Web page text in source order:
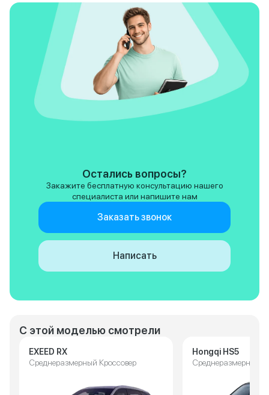
снег и влага с обуви попадает
прямо на ковролин. Заключение:
случай не гарантийный, ремонт
за счет владельца. Требуется
заменить 2 жгута и клемник
между ними. Стоимость более
700 тыс.руб. Вариант:
соединение жгутов напрямую,
за 70 тыс.руб., но с частичной
потерей гарантии. Не могу
понять также это заключение
жгутов или предусмотреть
гидроизоляцию? Наш климат
предполагает зиму, снег и
непогоду. Считаю, что это
недоработка конструкторов,
необходимо продумать
гидроизоляцию и переложить
жгуты по другому, избегая ног
улучшить обслуживание
больше китайских автомашин
С этой моделью смотрели
EXEED RX
Среднеразмерный Кроссовер
Hongqi HS5
Среднеразмерный
Остались вопросы?
Закажите бесплатную консультацию нашего
специалиста или напишите нам
Заказать звонок
Написать